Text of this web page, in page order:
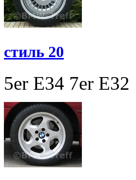
стиль 20
5er E34 7er E32